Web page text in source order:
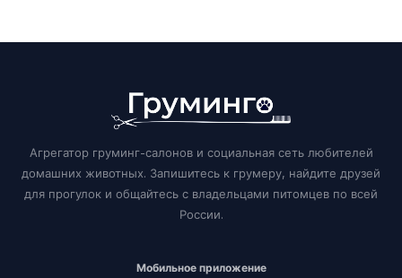
Агрегатор груминг-салонов и социальная сеть любителей
домашних животных. Запишитесь к грумеру, найдите друзей
для прогулок и общайтесь с владельцами питомцев по всей
России.
Мобильное приложение